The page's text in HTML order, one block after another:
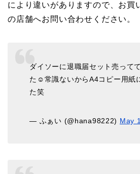
により違いがありますので、お買
の店舗へお問い合わせください。
ダイソーに退職届セット売って
た☺常識ないからA4コピー用紙
た笑
— ふぁい (@hana98222) May